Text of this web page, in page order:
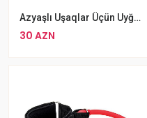
Azyaşlı Uşaqlar Üçün Uyğun Basketbol Səbəti Dəsti Basketbol Topu Və Nasos Daxil
30 AZN